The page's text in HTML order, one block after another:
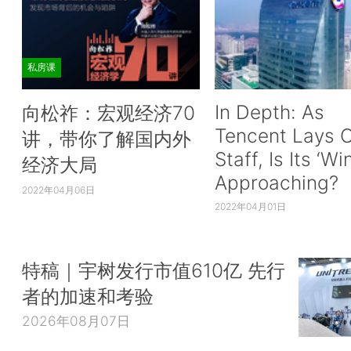
私房课
向松祚：宏观经济70
讲，带你了解国内外
经济大局
2022年04月06日
In Depth: As
Tencent Lays
Staff, Is Its
Approaching?
2022年04月01日
特稿｜宇树发行市值610亿 先行
者的加速和考验
2026年08月07日